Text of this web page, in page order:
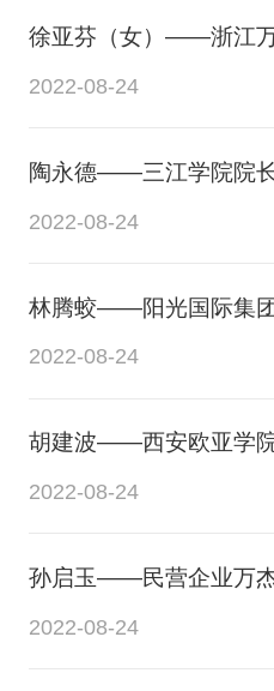
徐亚芬（女）——浙江
2022-08-24
陶永德——三江学院院
2022-08-24
林腾蛟——阳光国际集
2022-08-24
胡建波——西安欧亚学
2022-08-24
孙启玉——民营企业万
2022-08-24